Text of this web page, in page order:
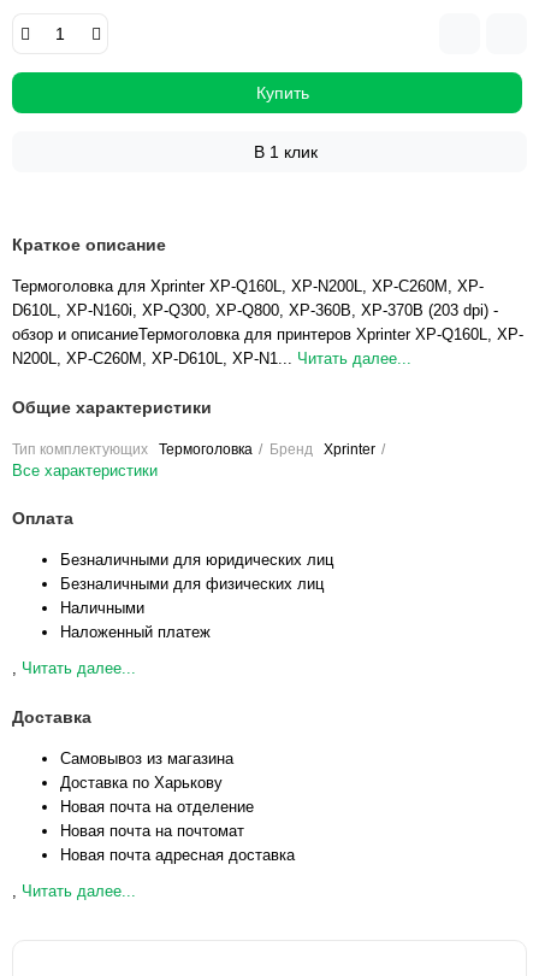
Купить
В 1 клик
Краткое описание
Термоголовка для Xprinter XP-Q160L, XP-N200L, XP-C260M, XP-
D610L, XP-N160i, XP-Q300, XP-Q800, XP-360B, XP-370B (203 dpi) -
обзор и описаниеТермоголовка для принтеров Xprinter XP-Q160L, XP-
N200L, XP-C260M, XP-D610L, XP-N1... Читать далее...
Общие характеристики
Тип комплектующих Термоголовка Бренд Xprinter
Все характеристики
Оплата
Безналичными для юридических лиц
Безналичными для физических лиц
Наличными
Наложенный платеж
, Читать далее...
Доставка
Самовывоз из магазина
Доставка по Харькову
Новая почта на отделение
Новая почта на почтомат
Новая почта адресная доставка
, Читать далее...